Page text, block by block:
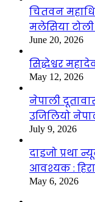
चितवन
मलेसिया
June 20, 2026
सिद्धेश्वर
May 12, 2026
नेपाली
उजिलियो
July 9, 2026
दाइजो प्रथा
आवश्यक :
May 6, 2026